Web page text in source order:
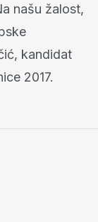
našu žalost,
kandidat
2017.